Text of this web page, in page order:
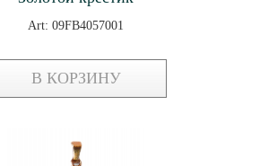
Art: 09FB4057001
В КОРЗИНУ